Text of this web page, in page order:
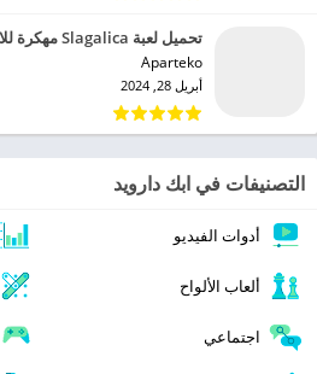
تحميل لعبة Slagalica مهكرة للاندرويد 2024
Aparteko‏
أبريل 28, 2024
التصنيفات في ابك دارويد
أدوات الفيديو
ألعاب الألواح
اجتماعي